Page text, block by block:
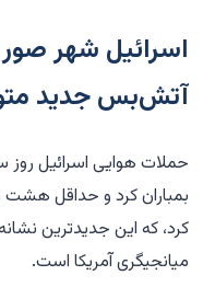
اسرائیل شهر صور
آتش‌بس جدید
حملات هوایی اسرائیل
بمباران کرد و حداقل هشت
کرد، که این جدیدترین
میانجیگری آمریکا است.